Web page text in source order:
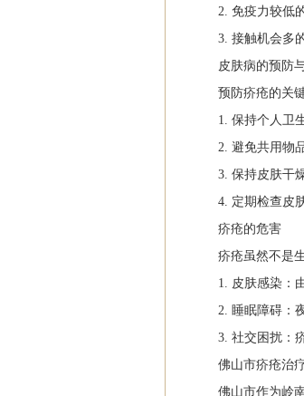
2. 免疫力较低
3. 接触机会多
皮肤病的预防
预防疥疮的关
1. 保持个人卫
2. 避免共用物
3. 保持皮肤干
4. 定期检查皮
疥疮的危害
疥疮虽然不是
1. 皮肤感染：
2. 睡眠障碍：
3. 社交困扰：
佛山市疥疮治
佛山市作为岭